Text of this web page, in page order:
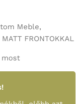
Meble,
FRONTOKKAL